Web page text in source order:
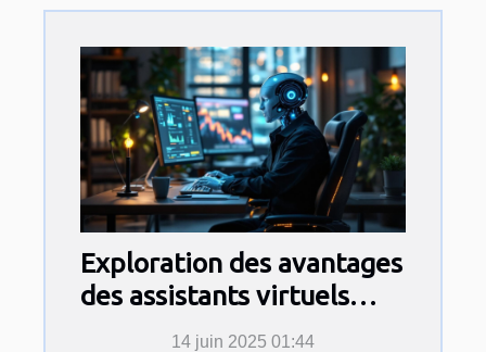
Exploration des avantages
des assistants virtuels
basés sur l'IA14 juin 2025 01:44